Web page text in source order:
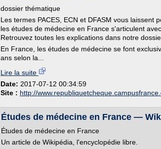
dossier thématique
Les termes PACES, ECN et DFASM vous laissent
les études de médecine en France s'articulent
Retrouvez toutes les explications dans notre
En France, les études de médecine se font
ans selon la...
Lire la suite
Date: 2017-07-12 00:34:59
Site : http://
Études de médecine en France —
Études de médecine en France
Un article de Wikipédia, l'encyclopédie libre.